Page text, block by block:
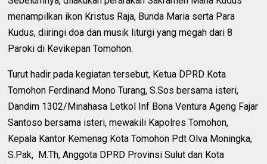
menampilkan ikon Kristus Raja, Bunda Maria serta Para
Kudus, diiringi doa dan musik liturgi yang megah dari 8
Paroki di Kevikepan Tomohon.
Turut hadir pada kegiatan tersebut, Ketua DPRD Kota
Tomohon Ferdinand Mono Turang, S.Sos bersama isteri,
Dandim 1302/Minahasa Letkol Inf Bona Ventura Ageng Fajar
Santoso bersama isteri, mewakili Kapolres Tomohon,
Kepala Kantor Kemenag Kota Tomohon Pdt Olva Moningka,
S.Pak, M.Th, Anggota DPRD Provinsi Sulut dan Kota